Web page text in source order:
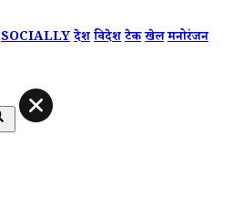
SOCIALLYदेशविदेशटेकखेलमनोरंजन